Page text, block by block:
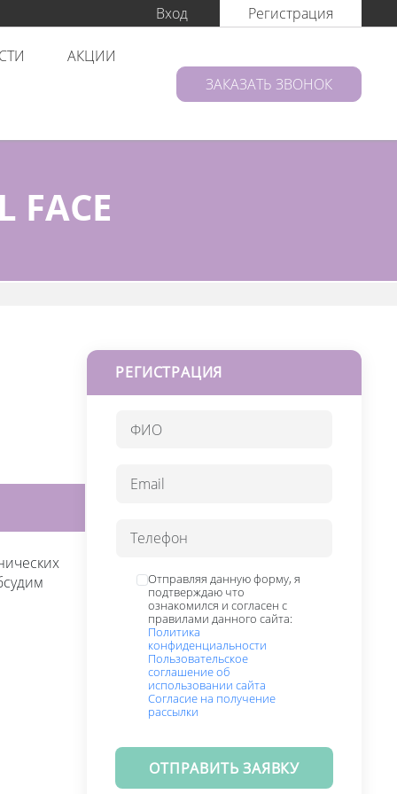
Вход Регистрация
АКЦИИ
ЗАКАЗАТЬ ЗВОНОК
РЕГИСТРАЦИЯ
Отправляя данную форму, я
подтверждаю что
ознакомился и согласен с
правилами данного сайта:
Политика
конфиденциальности
Пользовательское
соглашение об
использовании сайта
Согласие на получение
рассылки
ОТПРАВИТЬ ЗАЯВКУ